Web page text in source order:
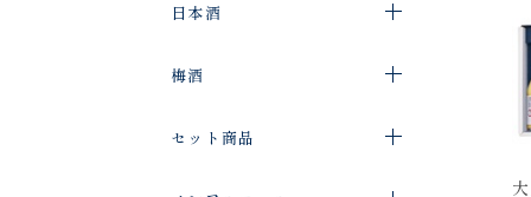
日本酒
梅酒
セット商品